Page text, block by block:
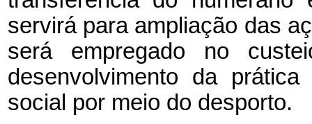
servirá para ampliação das
será empregado no
desenvolvimento da
social por meio do desporto.